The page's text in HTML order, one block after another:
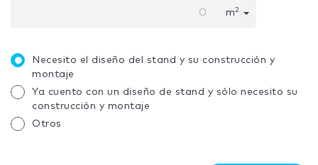
m2
Necesito el diseño del stand y su construcción y
montaje
Ya cuento con un diseño de stand y sólo necesito su
construcción y montaje
Otros